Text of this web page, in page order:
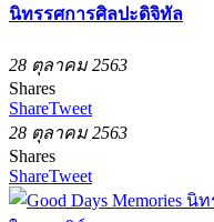
นิทรรศการศิลปะดิจิทัล
28 ตุลาคม 2563
Shares
ShareTweet
28 ตุลาคม 2563
Shares
ShareTweet